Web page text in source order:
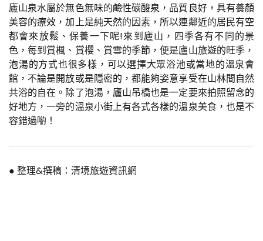
廬山泉水屬於無色無味的鹼性碳酸泉，品質良好，具有養顏
美容的療效，加上是純天然的因素，所以連鄰近的居民有空
都會來放鬆、保養一下呢!來到廬山，四季各有不同的景
色，每到賞楓、賞櫻、賞雪的季節，便是廬山旅遊的旺季，
泡湯的方式也很多樣，可以選擇大眾浴池或當地的溫泉會
館，不論是開放或是隱密的，都能夠姿意享受在山林間自然
共浴的自在。除了泡湯，廬山吊橋也是一定要來拍照留念的
好地方，一旁的溫泉小街上有各式各樣的溫泉美食，也是不
容錯過喲！
● 整理&撰稿：清境旅遊資訊網